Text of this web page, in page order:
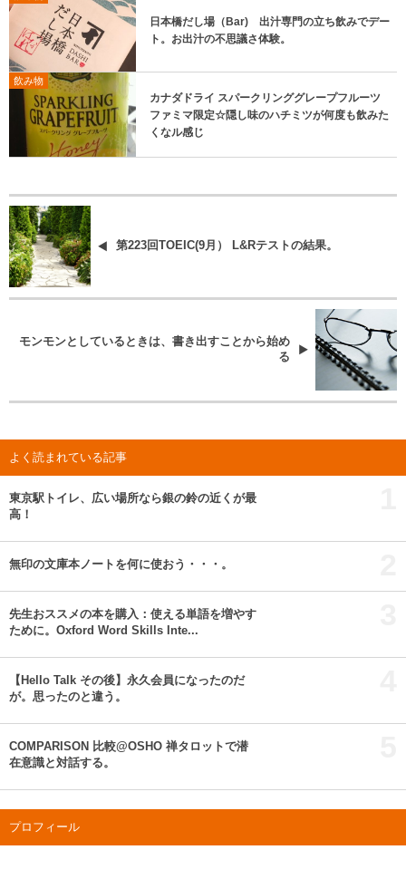
日本橋だし場（Bar) 出汁専門の立ち飲みでデー
ト。お出汁の不思議さ体験。
飲み物
カナダドライ スパークリンググレープフルーツ
ファミマ限定☆隠し味のハチミツが何度も飲みた
くなル感じ
第223回TOEIC(9月） L&Rテストの結果。
モンモンとしているときは、書き出すことから始め
る
よく読まれている記事
東京駅トイレ、広い場所なら銀の鈴の近くが最
高！
無印の文庫本ノートを何に使おう・・・。
先生おススメの本を購入：使える単語を増やす
ために。Oxford Word Skills Inte...
【Hello Talk その後】永久会員になったのだ
が。思ったのと違う。
COMPARISON 比較@OSHO 禅タロットで潜
在意識と対話する。
プロフィール